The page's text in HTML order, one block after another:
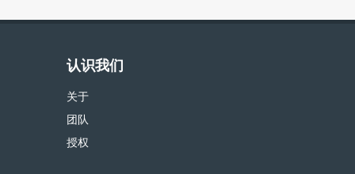
认识我们
关于
团队
授权